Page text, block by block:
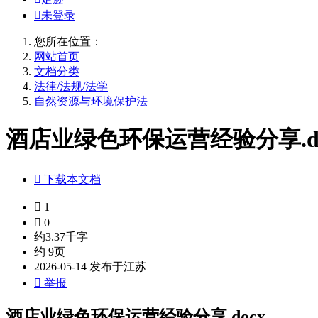
未登录
您所在位置：
网站首页
文档分类
法律/法规/法学
自然资源与环境保护法
酒店业绿色环保运营经验分享
 下载本文档
 1
 0
约3.37千字
约 9页
2026-05-14 发布于江苏
 举报